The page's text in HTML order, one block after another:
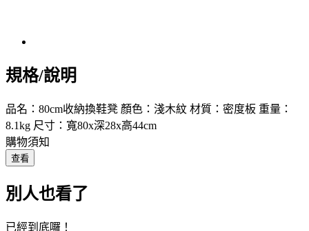
規格/說明
品名：80cm收納換鞋凳 顏色：淺木紋 材質：密度板 重量：
8.1kg 尺寸：寬80x深28x高44cm
購物須知
查看
別人也看了
已經到底囉！